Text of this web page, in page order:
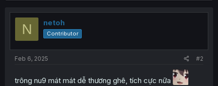
N netoh
Contributor
Feb 6, 2025 #2
trông nu9 mát mát dễ thương ghê, tích cực nữa